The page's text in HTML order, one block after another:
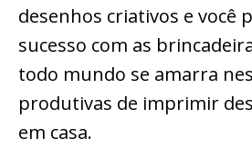
desenhos criativos e você
sucesso com as
todo mundo se amarra
produtivas de imprimir
em casa.